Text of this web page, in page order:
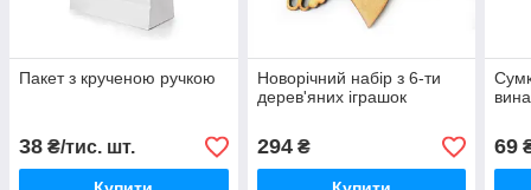
Пакет з крученою ручкою
38 ₴/тис. шт.
Новорічний набір з 6-ти
дерев'яних іграшок
294₴
вина
69